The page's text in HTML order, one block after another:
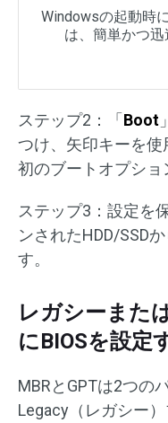
Windowsの起動時
は、簡単かつ迅
ステップ2：「 Boot
つけ、矢印キーを使
初のブートオプショ
ステップ3：設定を
ンされたHDD/SSD
す。
レガシーまた
にBIOSを設定
MBRとGPTは2つの
Legacy（レガシー